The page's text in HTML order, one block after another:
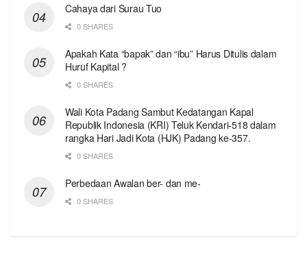
Cahaya dari Surau Tuo
0 SHARES
Apakah Kata “bapak” dan “ibu” Harus Ditulis dalam
Huruf Kapital ?
0 SHARES
Wali Kota Padang Sambut Kedatangan Kapal
Republik Indonesia (KRI) Teluk Kendari-518 dalam
rangka Hari Jadi Kota (HJK) Padang ke-357.
0 SHARES
Perbedaan Awalan ber- dan me-
0 SHARES